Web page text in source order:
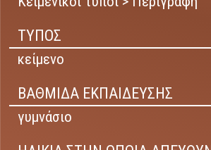
ΤΥΠΟΣ
κείμενο
ΒΑΘΜΙΔΑ ΕΚΠΑΙΔΕΥΣΗΣ
γυμνάσιο